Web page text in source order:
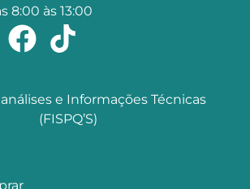
8:00 às 13:00
e Informações Técnicas
(FISPQ’S)